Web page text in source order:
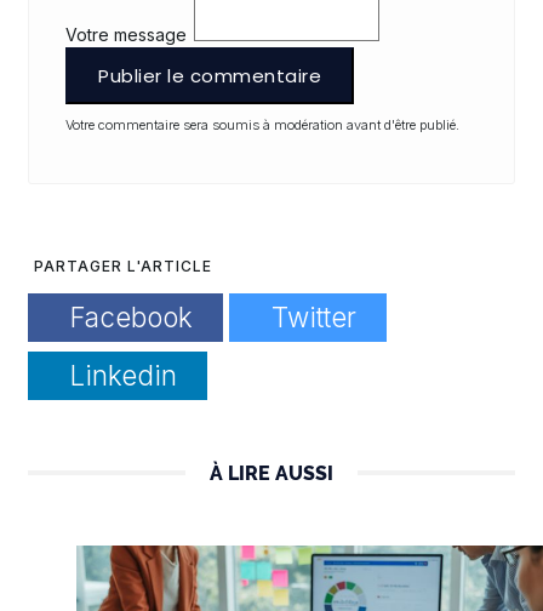
Votre message
Publier le commentaire
Votre commentaire sera soumis à modération avant d'être publié.
PARTAGER L'ARTICLE
Facebook
Twitter
Linkedin
À LIRE AUSSI